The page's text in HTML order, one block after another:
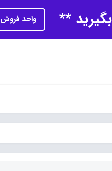
** واحد فروش 55905213-021